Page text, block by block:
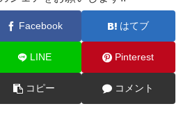
Facebook はてブ
LINE Pinterest
コピー コメント